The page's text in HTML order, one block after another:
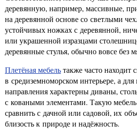
деревянную, например, массивные,
на деревянной основе со светлыми
устойчивых ножках с деревянной,
или украшенной изразцами
деревянные стулья, обычно вовсе без
Плетёная мебельтакже часто находит
в средиземноморском интерьере, а для
направления характерны диваны,
с коваными элементами. Такую
сравнить с дачной или садовой, их
близость к природе и надёжность.